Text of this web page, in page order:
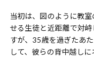
当初は、図のように教
せる生徒と近距離で対
すが、35歳を過ぎたあ
して、彼らの背中越しに